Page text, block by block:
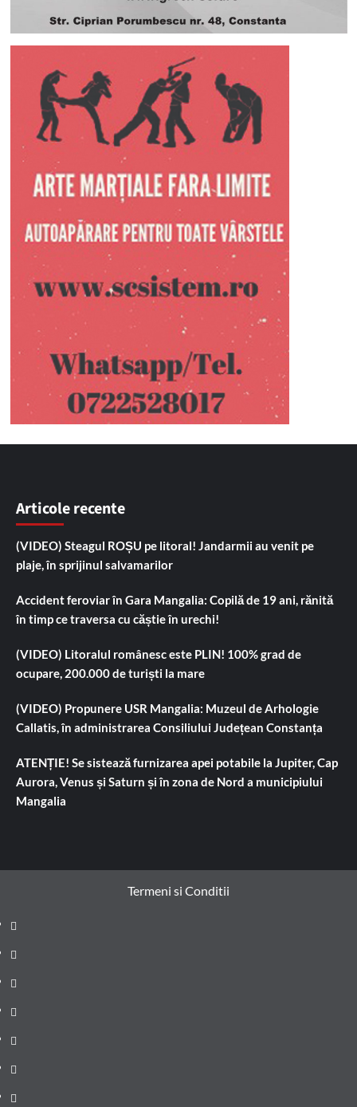
Articole recente
(VIDEO) Steagul ROȘU pe litoral! Jandarmii au venit pe
plaje, în sprijinul salvamarilor
Accident feroviar în Gara Mangalia: Copilă de 19 ani, rănită
în timp ce traversa cu căștie în urechi!
(VIDEO) Litoralul românesc este PLIN! 100% grad de
ocupare, 200.000 de turiști la mare
(VIDEO) Propunere USR Mangalia: Muzeul de Arhologie
Callatis, în administrarea Consiliului Județean Constanța
ATENȚIE! Se sistează furnizarea apei potabile la Jupiter, Cap
Aurora, Venus și Saturn și în zona de Nord a municipiului
Mangalia
Termeni si Conditii
Prima
pagină
Știri
de
ultima
Administrație
locală
Actualitate
Justiție
Cultura
Sănătate